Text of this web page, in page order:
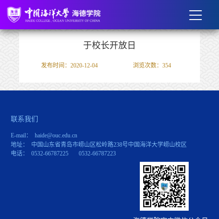
于校长开放日
发布时间：2020-12-04 浏览次数： 354
联系我们
E-mail： haide@ouc.edu.cn
地址： 中国山东省青岛市崂山区松岭路238号中国海洋大学崂山校区
电话： 0532-66787225 0532-66787223